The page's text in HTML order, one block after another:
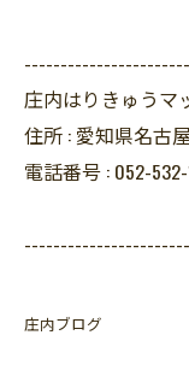
庄内はりきゅうマ
住所 : 愛知県名古
電話番号 : 052-
庄内ブログ